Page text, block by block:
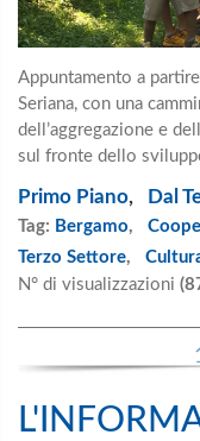
Appuntamento a
Seriana, con una
dell’aggregazione e
sul fronte dello
Primo Piano, Dal
Tag: Bergamo,
Terzo Settore,
N° di visualizzazioni